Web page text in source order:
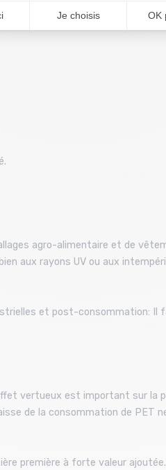
agro-alimentaire et de
rayons UV ou aux
et post-consommation: Il
vertueux est important sur la
de la consommation de
première à forte valeur ajoutée.